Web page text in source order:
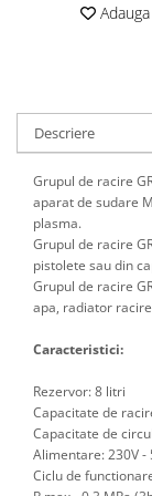
Elevator
Masa hidraulica
Presa hidraulica
Scule si
auto
Consumabile
Curatitor cu
Scule spalatorii
Scule motor
Scule bujii, bujii
Scule electrice
Scule esapament
Scule injectie
Scule injectoare
Scule montat,
Scule pentru
si pinioane
Scule sistem racire
Tester compresie
Scule pentru
Adaptoare,
Adauga
Descriere
Grupul de racire
aparat de sudare
plasma.
Grupul de racire
pistolete sau din
Grupul de racire
apa, radiator
Caracteristici:
Rezervor: 8 litri
Capacitate de
Capacitate de
Alimentare: 230V -
Ciclu de